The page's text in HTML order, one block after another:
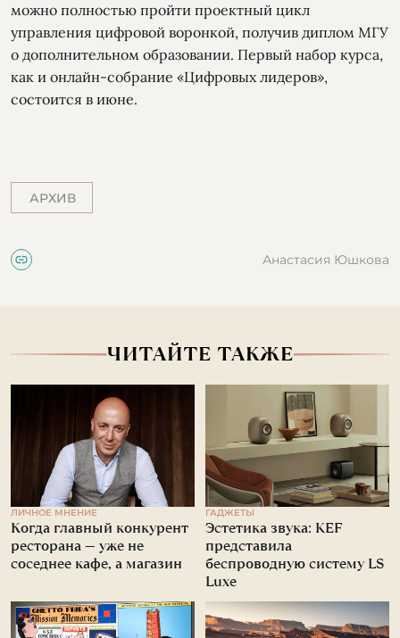
можно полностью пройти проектный цикл
управления цифровой воронкой, получив диплом МГУ
о дополнительном образовании. Первый набор курса,
как и онлайн-собрание «Цифровых лидеров»,
состоится в июне.
АРХИВ
Анастасия Юшкова
ЧИТАЙТЕ ТАКЖЕ
ЛИЧНОЕ МНЕНИЕ
Когда главный конкурент
ресторана — уже не
соседнее кафе, а магазин
ГАДЖЕТЫ
Эстетика звука: KEF
представила
беспроводную систему LS
Luxe